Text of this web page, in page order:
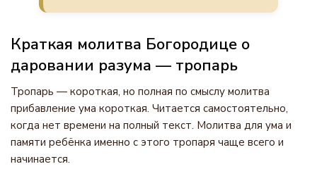
Краткая молитва Богородице о
даровании разума — тропарь
Тропарь — короткая, но полная по смыслу молитва
прибавление ума короткая. Читается самостоятельно,
когда нет времени на полный текст. Молитва для ума и
памяти ребёнка именно с этого тропаря чаще всего и
начинается.